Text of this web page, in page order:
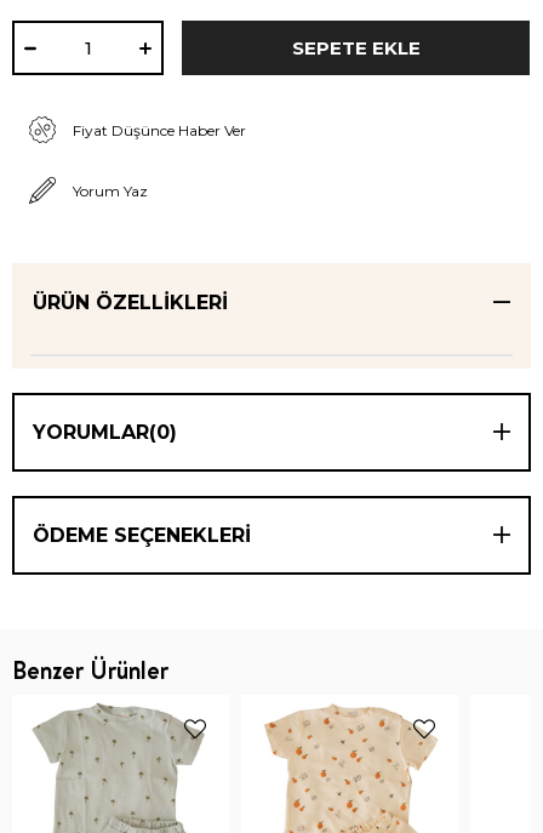
Fiyat Düşünce Haber Ver
Yorum Yaz
ÜRÜN ÖZELLIKLERI
YORUMLAR(0)
ÖDEME SEÇENEKLERI
Benzer Ürünler